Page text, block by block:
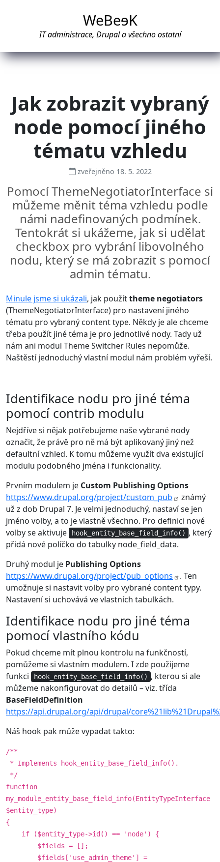
WeBeeK
IT administrace, Drupal a všechno ostatní
Jak zobrazit vybraný
node pomocí jiného
tématu vzhledu
zveřejněno 18. 5. 2022
Pomocí ThemeNegotiatorInterface si
můžeme měnit téma vzhledu podle
námi nadefinovaných podmínek.
Tentokrát si ukážeme, jak si udělat
checkbox pro vybrání libovolného
nodu, který se má zobrazit s pomocí
admin tématu.
Minule jsme si ukázali, jak použíttheme negotiators
(ThemeNegotiatorInterface) pro nastavení jiného
tématu pro vybraný content type. Někdy je ale chceme
třeba použít jiné téma je pro jednotlivé nody. Tady už
nám ani modul Theme Switcher Rules nepomůže.
Naštěstí jednoduchý vlastní modul nám problém vyřeší.
Identifikace nodu pro jiné téma
pomocí contrib modulu
Nejdříve si nějak potřebujeme naše vybrané nody
označit, že právě pro ně má být aplikovaný jiný než
defaultní vzhled. K tomu můžeme využít dva existující
modulu podobného jména i funkcionality.
Prvním modulem je Custom Publishing Options
https://www.drupal.org/project/custom_pub
známý
už z dob Drupal 7. Je velmi jednoduchý, nastaví se jen
jméno volby, a to je vlastně všechno. Pro definici nové
volby se aktivuje
hook_entity_base_field_info() , který
přidá nové políčko do tabulky node_field_data.
Druhý modul je Publishing Options
https://www.drupal.org/project/pub_options
. Ten
umožnuje si nastavit volby pro vybrané content typy.
Nastavení si uchovává ve vlastních tabulkách.
Identifikace nodu pro jiné téma
pomocí vlastního kódu
Pokud chceme mít plnou kontrolu na funkčností,
pomůžeme si vlastním modulem. I zde použijeme
funkci
hook_entity_base_field_info() , kterou si ale
můžeme nakonfigurovat do detailů – viz. třída
BaseFieldDefinition
https://api.drupal.org/api/drupal/
Náš hook pak může vypadat takto:
/**
* Implements hook_entity_base_field_info().
*/
function
my_module_entity_base_field_info(EntityTypeInterface
$entity_type)
{
if ($entity_type->id() == 'node') {
$fields = [];
$fields['use_admin_theme'] =